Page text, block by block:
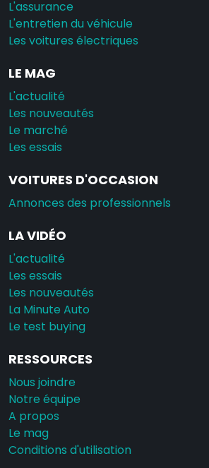
L'assurance
L'entretien du véhicule
Les voitures électriques
LE MAG
L'actualité
Les nouveautés
Le marché
Les essais
VOITURES D'OCCASION
Annonces des professionnels
LA VIDÉO
L'actualité
Les essais
Les nouveautés
La Minute Auto
Le test buying
RESSOURCES
Nous joindre
Notre équipe
A propos
Le mag
Conditions d'utilisation